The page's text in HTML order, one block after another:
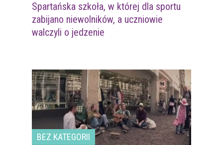
Spartańska szkoła, w której dla sportu
zabijano niewolników, a uczniowie
walczyli o jedzenie
BEZ KATEGORII